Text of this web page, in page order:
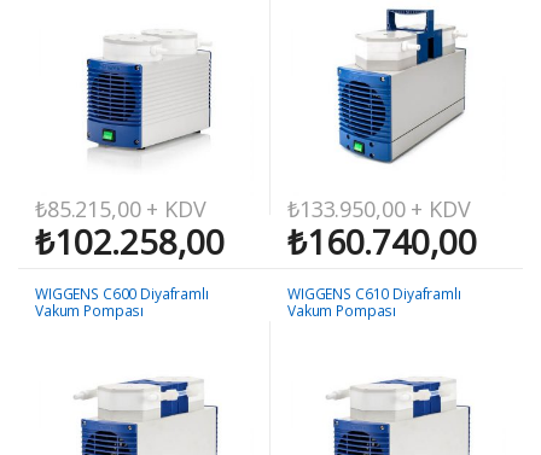
₺85.215,00+ KDV
₺102.258,00
₺133.950,00+ KDV
₺160.740,00
WIGGENS C600 Diyaframlı
Vakum Pompası
WIGGENS C610 Diyaframlı
Vakum Pompası